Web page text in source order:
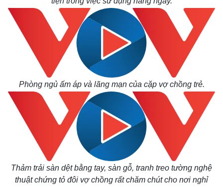
Kinh tế
Thị trường
Phòng ngủ ấm áp và lãng mạn của cặp vợ chồng trẻ.
Thảm trải sàn dệt bằng tay, sàn gỗ, tranh treo tường nghệ
thuật chứng tỏ đôi vợ chồng rất chăm chút cho nơi nghỉ